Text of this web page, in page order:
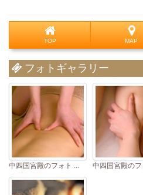
TOP MAP
フォトギャラリー
中四国宮殿のフォト ... 中四国宮殿のフ